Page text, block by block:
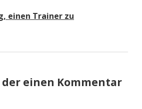
einen Trainer zu
der einen Kommentar